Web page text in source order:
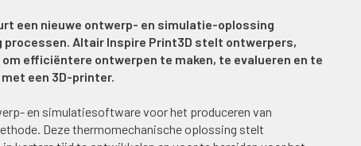
een nieuwe ontwerp- en simulatie-oplossing
Altair Inspire Print3D stelt ontwerpers,
efficiëntere ontwerpen te maken, te evalueren en te
een 3D-printer.
en simulatiesoftware voor het produceren van
Deze thermomechanische oplossing stelt